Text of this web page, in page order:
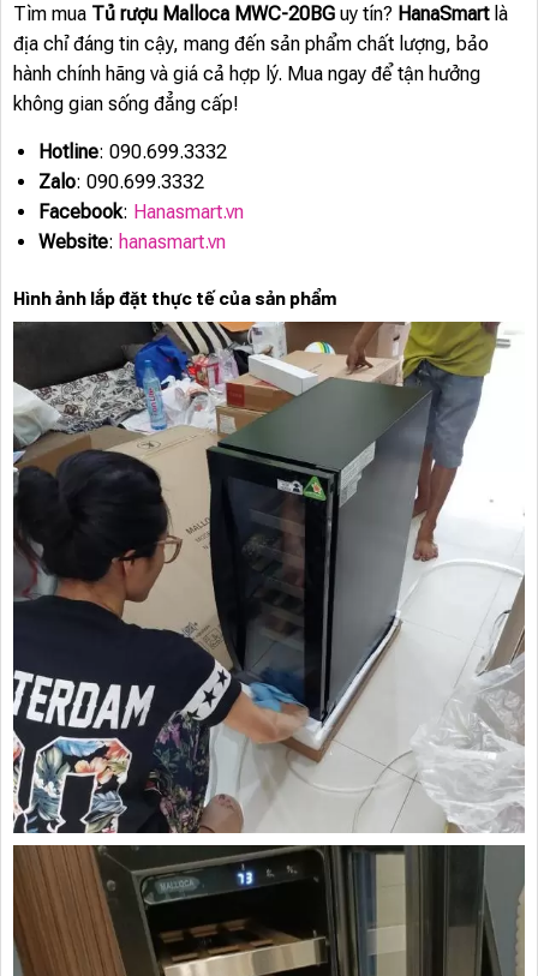
Tìm mua Tủ rượu Malloca MWC-20BG uy tín? HanaSmartlà
địa chỉ đáng tin cậy, mang đến sản phẩm chất lượng, bảo
hành chính hãng và giá cả hợp lý. Mua ngay để tận hưởng
không gian sống đẳng cấp!
Hotline: 090.699.3332
Zalo: 090.699.3332
Facebook: Hanasmart.vn
Website: hanasmart.vn
Hình ảnh lắp đặt thực tế của sản phẩm